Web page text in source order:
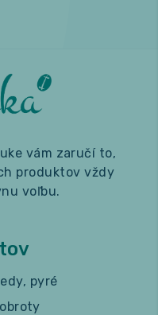
vám zaručí to,
produktov vždy
voľbu.
pyré